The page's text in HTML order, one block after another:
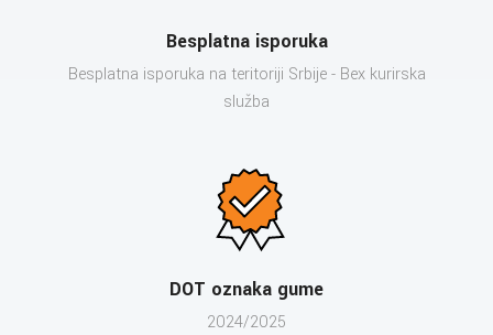
Besplatna isporuka
Besplatna isporuka na teritoriji Srbije - Bex kurirska
služba
DOT oznaka gume
2024/2025